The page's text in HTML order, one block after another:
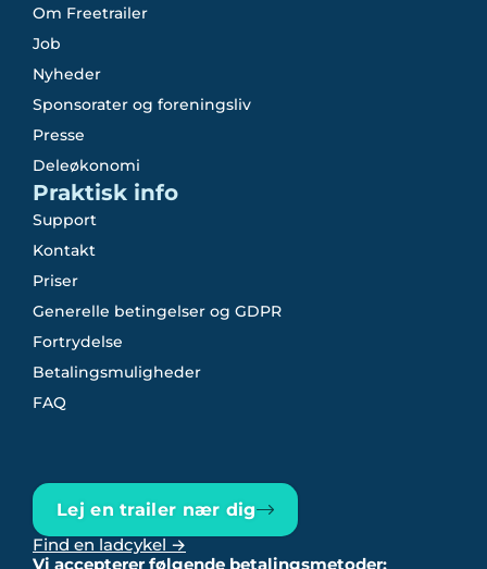
Om Freetrailer
Job
Nyheder
Sponsorater og foreningsliv
Presse
Deleøkonomi
Praktisk info
Support
Kontakt
Priser
Generelle betingelser og GDPR
Fortrydelse
Betalingsmuligheder
FAQ
Lej en trailer nær dig
Find en ladcykel →
Vi accepterer følgende betalingsmetoder: